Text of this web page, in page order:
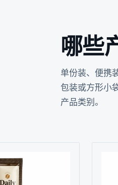
哪些
单份装、便携
包装或方形小
产品类别。